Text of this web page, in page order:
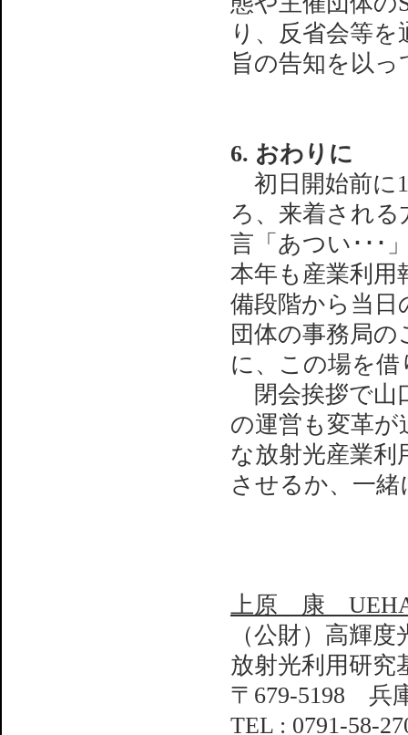
り、反省会等
旨の告知を以
6. おわりに
初日開始前に
ろ、来着され
言「あつい･･･
本年も産業利用
備段階から当日
団体の事務局
に、この場を
閉会挨拶で山
の運営も変革
な放射光産業利
させるか、一
上原 康
（公財）高輝
放射光利用研
〒679-5198 兵
TEL : 0791-58-